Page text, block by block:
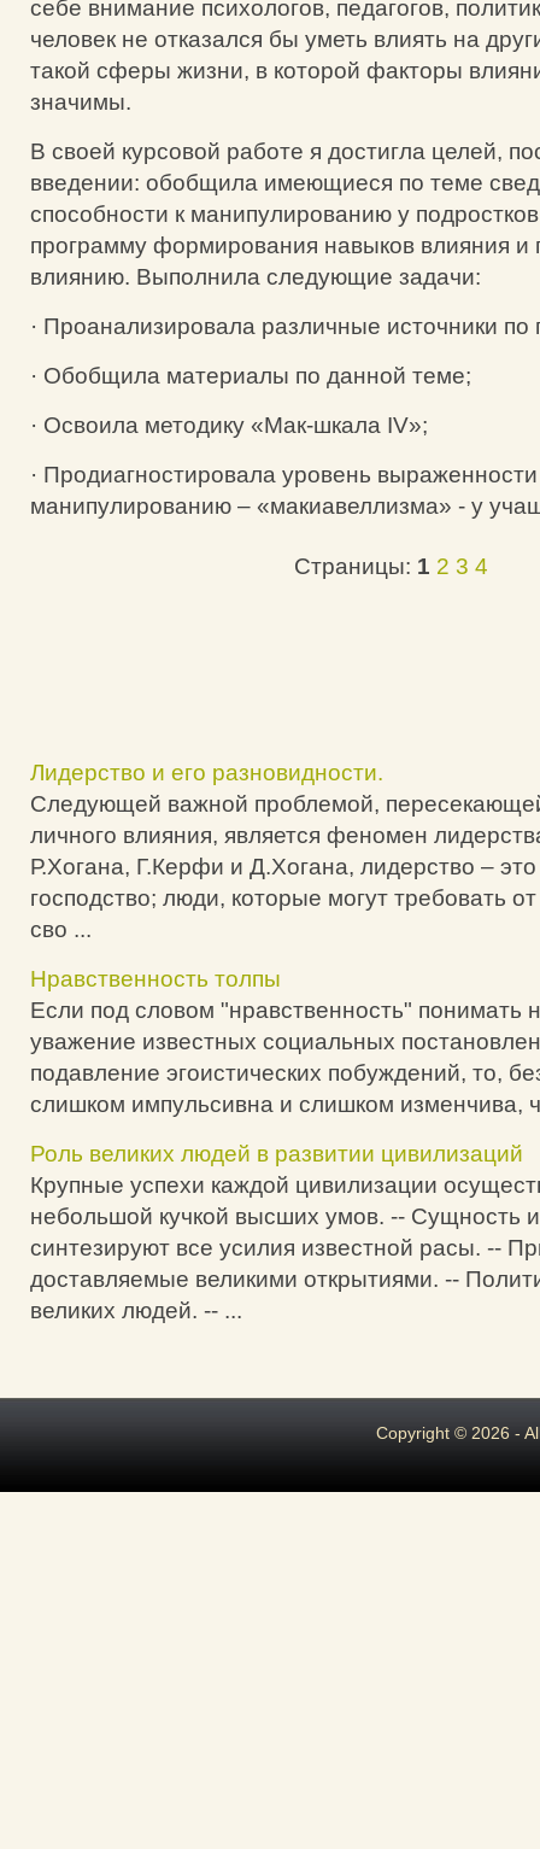
себе внимание психологов, педагогов,
человек не отказался бы уметь влиять на
такой сферы жизни, в которой факторы
значимы.
В своей курсовой работе я достигла целей,
введении: обобщила имеющиеся по теме
способности к манипулированию у
программу формирования навыков влияния и
влиянию. Выполнила следующие задачи:
· Проанализировала различные источники по
· Обобщила материалы по данной теме;
· Освоила методику «Мак-шкала IV»;
· Продиагностировала уровень
манипулированию – «макиавеллизма» - у
Страницы: 1 2 3 4
Лидерство и его разновидности.
Следующей важной проблемой,
личного влияния, является феномен
Р.Хогана, Г.Керфи и Д.Хогана, лидерство –
господство; люди, которые могут требовать
сво ...
Нравственность толпы
Если под словом "нравственность" понимать
уважение известных социальных
подавление эгоистических побуждений, то,
слишком импульсивна и слишком изменчива,
Роль великих людей в развитии цивилизаций
Крупные успехи каждой цивилизации
небольшой кучкой высших умов. -- Сущность
синтезируют все усилия известной расы. --
доставляемые великими открытиями. --
великих людей. -- ...
Copyright © 2026 -